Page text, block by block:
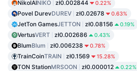
NikolAINIKO zł0.002844 0.22%
Povel DurevDUREV zł0.02678 0.63%
JetTon GamesJETTON zł0.08156 0.19%
VertusVERT zł0.002686 0.43%
BlumBlum zł0.006238 0.78%
TrainCoinTRAIN zł0.1569 15.28%
TON StationMRSOON zł0.000012 0.22%